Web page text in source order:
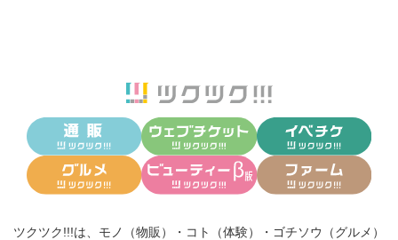
ツクツク!!!は、 モノ（物販） ・ コト（体験） ・ ゴチソウ（グルメ）